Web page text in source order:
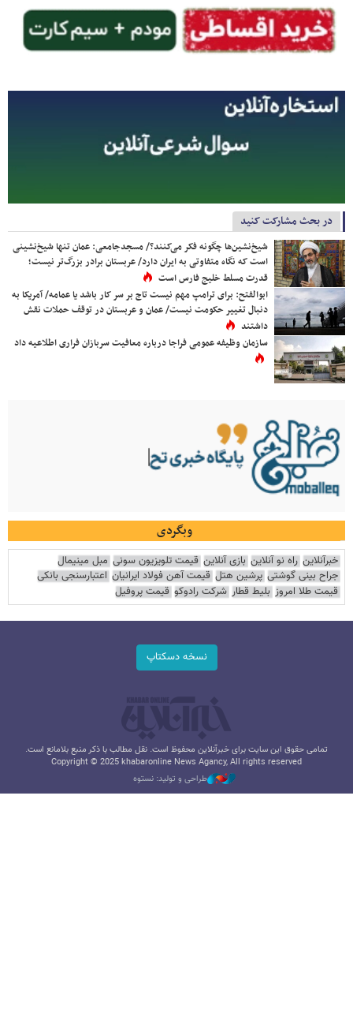
در بحث مشارکت کنید
شیخ‌نشین‌ها چگونه فکر می‌کنند؟/ مسجدجامعی: عمان تنها شیخ‌نشینی
است که نگاه متفاوتی به ایران دارد/ عربستان برادر بزرگ‌تر نیست؛
قدرت مسلط خلیج فارس است
ابوالفتح: برای ترامپ مهم نیست تاج بر سر کار باشد یا عمامه/ آمریکا به
دنبال تغییر حکومت نیست/ عمان و عربستان در توقف حملات نقش
داشتند
سازمان وظیفه عمومی فراجا درباره معافیت سربازان فراری اطلاعیه داد
وبگردی
خبرآنلاین راه نو آنلاین بازی آنلاین قیمت تلویزیون سونی مبل مینیمال
جراح بینی گوشتی پرشین هتل قیمت آهن فولاد ایرانیان اعتبارسنجی بانکی
قیمت طلا امروز بلیط قطار شرکت رادوکو قیمت پروفیل
نسخه دسکتاپ
تمامی حقوق این سایت برای خبرآنلاین محفوظ است. نقل مطالب با ذکر منبع بلامانع است.
Copyright © 2025 khabaronline News Agancy, All rights reserved
طراحی و تولید: نستوه